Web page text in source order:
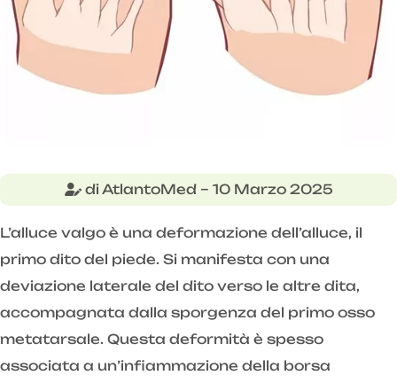
di AtlantoMed – 10 Marzo 2025
L’alluce valgo è una deformazione dell’alluce, il
primo dito del piede. Si manifesta con una
deviazione laterale del dito verso le altre dita,
accompagnata dalla sporgenza del primo osso
metatarsale. Questa deformità è spesso
associata a un’infiammazione della borsa